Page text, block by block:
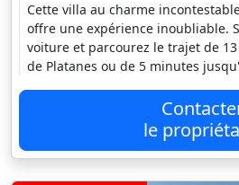
Cette villa au charme
offre une expérience inoubliable.
voiture et parcourez le trajet de
de Platanes ou de 5 minutes
le